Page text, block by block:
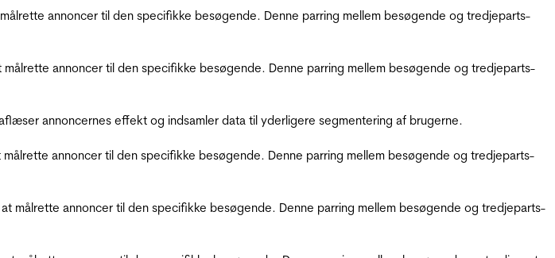
annoncer til den specifikke besøgende. Denne parring mellem besøgende og tredjeparts-
annoncer til den specifikke besøgende. Denne parring mellem besøgende og tredjeparts-
annoncernes effekt og indsamler data til yderligere segmentering af brugerne.
annoncer til den specifikke besøgende. Denne parring mellem besøgende og tredjeparts-
annoncer til den specifikke besøgende. Denne parring mellem besøgende og tredjeparts-